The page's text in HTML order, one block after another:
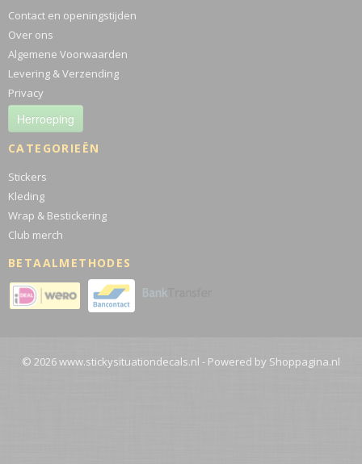
Contact en openingstijden
Over ons
Algemene Voorwaarden
Levering & Verzending
Privacy
Herroeping
CATEGORIEËN
Stickers
Kleding
Wrap & Bestickering
Club merch
BETAALMETHODES
© 2026 www.stickysituationdecals.nl - Powered by Shoppagina.nl